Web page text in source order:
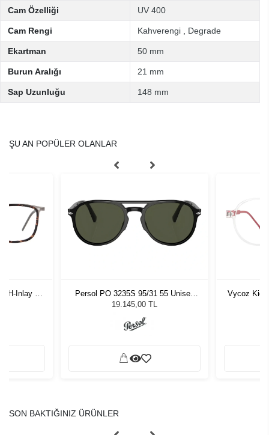
Cam Özelliği UV 400
Cam Rengi Kahverengi Degrade
Ekartman 50 mm
Burun Aralığı 21 mm
Sap Uzunluğu 148 mm
ŞU AN POPÜLER OLANLAR
H-Inlay 53-
Persol PO 3235S 95/31 55 Unisex
Güneş Gözlüğü
19.145,00 TL
Vycoz Kids
SON BAKTIĞINIZ ÜRÜNLER